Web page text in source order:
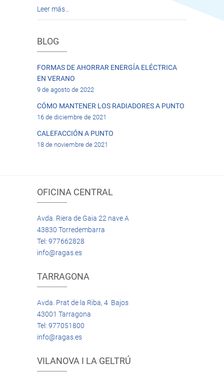
Leer más…
BLOG
FORMAS DE AHORRAR ENERGÍA ELÉCTRICA
EN VERANO
9 de agosto de 2022
CÓMO MANTENER LOS RADIADORES A PUNTO
16 de diciembre de 2021
CALEFACCIÓN A PUNTO
18 de noviembre de 2021
OFICINA CENTRAL
Avda. Riera de Gaia 22 nave A
43830 Torredembarra
Tel: 977662828
info@ragas.es
TARRAGONA
Avda. Prat de la Riba, 4 Bajos
43001 Tarragona
Tel: 977051800
info@ragas.es
VILANOVA I LA GELTRÚ